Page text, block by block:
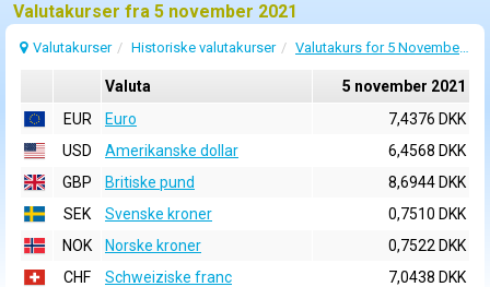
Valutakurser fra 5 november 2021
Valutakurser Historiske valutakurser Valutakurs for 5 November 2021
Valuta
5 november 2021
EUR
Euro
7,4376 DKK
USD
Amerikanske dollar
6,4568 DKK
GBP
Britiske pund
8,6944 DKK
SEK
Svenske kroner
0,7510 DKK
NOK
Norske kroner
0,7522 DKK
CHF
Schweiziske franc
7,0438 DKK